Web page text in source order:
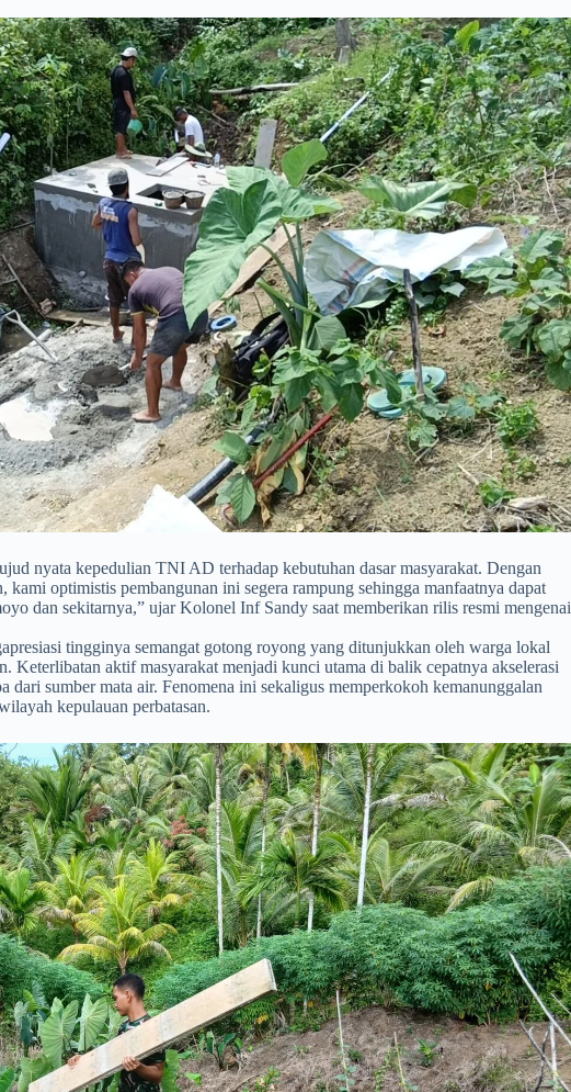
nyata kepedulian TNI AD terhadap kebutuhan dasar masyarakat. Dengan
kami optimistis pembangunan ini segera rampung sehingga manfaatnya dapat
dan sekitarnya,” ujar Kolonel Inf Sandy saat memberikan rilis resmi mengenai
tingginya semangat gotong royong yang ditunjukkan oleh warga lokal
Keterlibatan aktif masyarakat menjadi kunci utama di balik cepatnya akselerasi
dari sumber mata air. Fenomena ini sekaligus memperkokoh kemanunggalan
kepulauan perbatasan.